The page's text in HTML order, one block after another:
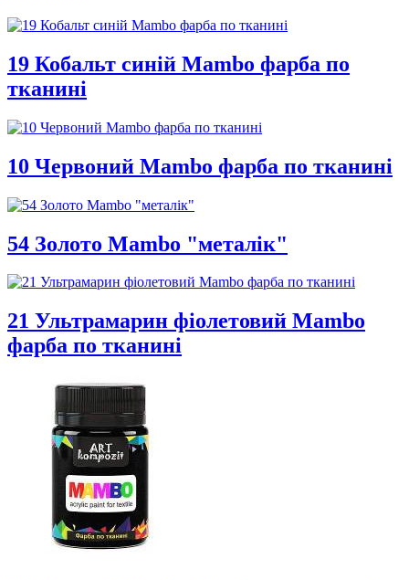
19 Кобальт синій Mambo фарба по
тканині
10 Червоний Mambo фарба по тканині
54 Золото Mambo "металік"
21 Ультрамарин фіолетовий Mambo
фарба по тканині